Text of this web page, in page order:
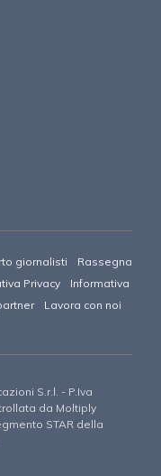
giornalisti
Rassegna
Privacy
Informativa
Lavora con noi
S.r.l. - P.Iva
da Moltiply
STAR della